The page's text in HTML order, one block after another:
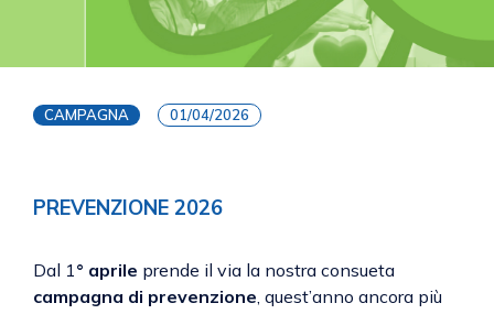
CAMPAGNA 01/04/2026
PREVENZIONE 2026
Dal 1° aprile prende il via la nostra consueta
campagna di prevenzione, quest’anno ancora più